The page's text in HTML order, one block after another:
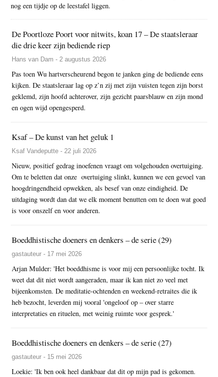
nog een tijdje op de leestafel liggen.
De Poortloze Poort voor nitwits, koan 17 – De staatsleraar
die drie keer zijn bediende riep
Hans van Dam - 2 augustus 2026
Pas toen Wu hartverscheurend begon te janken ging de bediende eens
kijken. De staatsleraar lag op z’n zij met zijn vuisten tegen zijn borst
geklemd, zijn hoofd achterover, zijn gezicht paarsblauw en zijn mond
en ogen wijd opengesperd.
Ksaf – De kunst van het geluk 1
Ksaf Vandeputte - 22 juli 2026
Nieuw, positief gedrag inoefenen vraagt om volgehouden overtuiging.
Om te beletten dat onze overtuiging slinkt, kunnen we een gevoel van
hoogdringendheid opwekken, als besef van onze eindigheid. De
uitdaging wordt dan dat we elk moment benutten om te doen wat goed
is voor onszelf en voor anderen.
Boeddhistische doeners en denkers – de serie (29)
gastauteur - 17 mei 2026
Arjan Mulder: 'Het boeddhisme is voor mij een persoonlijke tocht. Ik
weet dat dit niet wordt aangeraden, maar ik kan niet zo veel met
bijeenkomsten. De meditatie-ochtenden en weekend-retraites die ik
heb bezocht, leverden mij vooral 'ongeloof op – over starre
interpretaties en rituelen, met weinig ruimte voor gesprek.'
Boeddhistische doeners en denkers – de serie (27)
gastauteur - 15 mei 2026
Loekie: 'Ik ben ook heel dankbaar dat dit op mijn pad is gekomen.